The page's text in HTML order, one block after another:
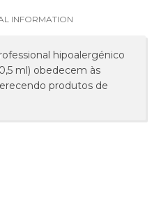
INFORMATION
hipoalergénico
ml) obedecem às
produtos de